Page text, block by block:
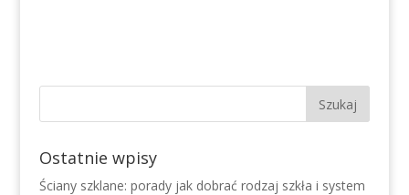
Ostatnie wpisy
Ściany szklane: porady jak dobrać rodzaj szkła i system